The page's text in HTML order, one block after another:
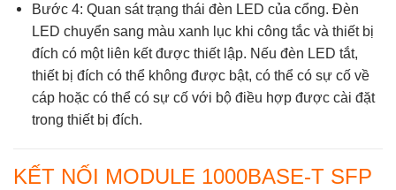
Bước 4: Quan sát trạng thái đèn LED của cổng. Đèn
LED chuyển sang màu xanh lục khi công tắc và thiết bị
đích có một liên kết được thiết lập. Nếu đèn LED tắt,
thiết bị đích có thể không được bật, có thể có sự cố về
cáp hoặc có thể có sự cố với bộ điều hợp được cài đặt
trong thiết bị đích.
KẾT NỐI MODULE 1000BASE-T SFP